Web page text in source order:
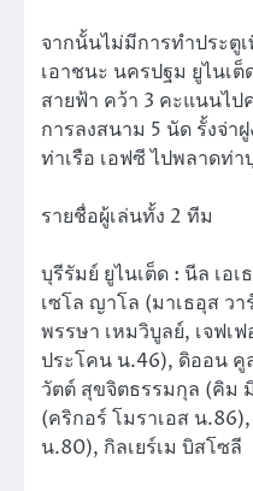
จากนั้นไม่มีการทำประตู
เอาชนะ นครปฐม ยูไนเ
สายฟ้า คว้า 3 คะแนนไป
การลงสนาม 5 นัด รั้งจ่า
ท่าเรือ เอฟซี ไปพลาดท่
รายชื่อผู้เล่นทั้ง 2 ทีม
บุรีรัมย์ ยูไนเต็ด : นีล เอ
เซโล ญาโล (มาเธอุส ว
พรรษา เหมวิบูลย์, เจฟ
ประโคน น.46), ดิออน
วัตต์ สุขจิตธรรมกุล (คิม
(คริกอร์ โมราเอส น
น.80), กิลเยร์เม บิสโซลี